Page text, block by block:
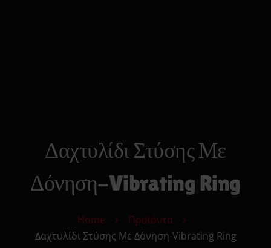
Πρωκτικά Toys
Μόδα
Υγεία & Ομορφιά
Sexy Δώρα
Επικοινωνία
Κατάστημα
Δαχτυλίδι Στύσης Με
Δόνηση-Vibrating Ring
Home
Προϊόντα
Δαχτυλίδι Στύσης Με Δόνηση-Vibrating Ring